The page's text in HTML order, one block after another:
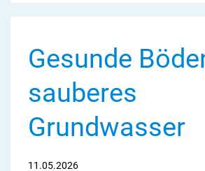
Gesunde
sauberes
Grundwasser
11.05.2026